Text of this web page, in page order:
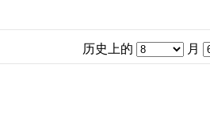
历史上的 月